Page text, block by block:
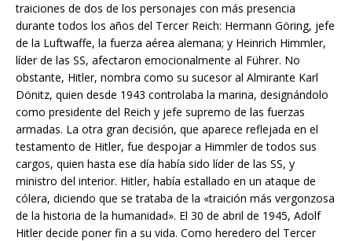
traiciones de dos de los personajes con más presencia
durante todos los años del Tercer Reich: Hermann Göring, jefe
de la Luftwaffe, la fuerza aérea alemana; y Heinrich Himmler,
líder de las SS, afectaron emocionalmente al Führer. No
obstante, Hitler, nombra como su sucesor al Almirante Karl
Dönitz, quien desde 1943 controlaba la marina, designándolo
como presidente del Reich y jefe supremo de las fuerzas
armadas. La otra gran decisión, que aparece reflejada en el
testamento de Hitler, fue despojar a Himmler de todos sus
cargos, quien hasta ese día había sido líder de las SS, y
ministro del interior. Hitler, había estallado en un ataque de
cólera, diciendo que se trataba de la «traición más vergonzosa
de la historia de la humanidad». El 30 de abril de 1945, Adolf
Hitler decide poner fin a su vida. Como heredero del Tercer